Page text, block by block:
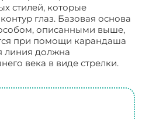
стилей, которые
глаз. Базовая основа
описанными выше,
при помощи карандаша
линия должна
века в виде стрелки.